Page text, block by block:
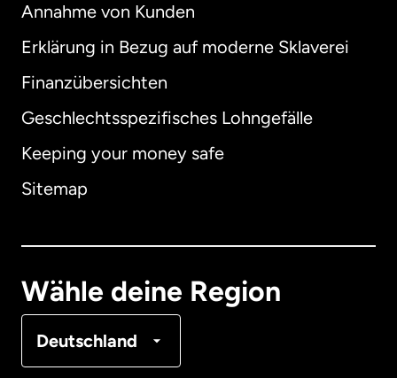
Annahme von Kunden
Erklärung in Bezug auf moderne Sklaverei
Finanzübersichten
Geschlechtsspezifisches Lohngefälle
Keeping your money safe
Sitemap
Wähle deine Region
Deutschland
International English
Australien